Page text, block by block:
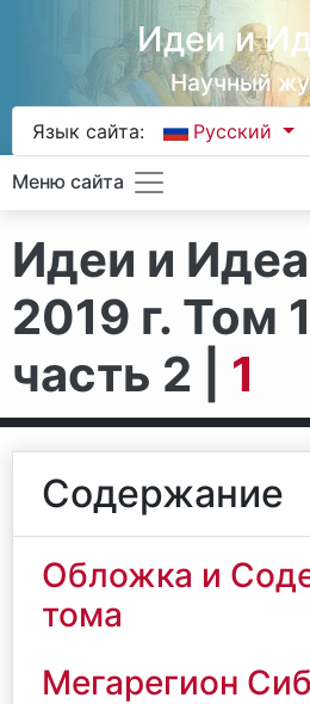
Идеи и
Научный
Язык сайта: Русский
Меню сайта
Идеи и
2019 г. Том
часть 2 | 1
Содержание
Обложка и
тома
Мегарегион